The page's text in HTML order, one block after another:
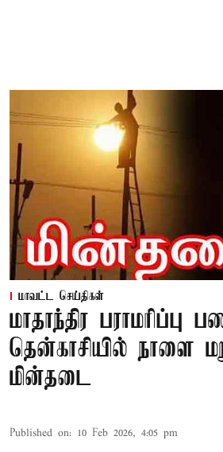
மாவட்ட செய்திகள்
மாதாந்திர பராமரிப்பு
தென்காசியில் நாளை
மின்தடை
Published on: 10 Feb 2026, 4:05 pm